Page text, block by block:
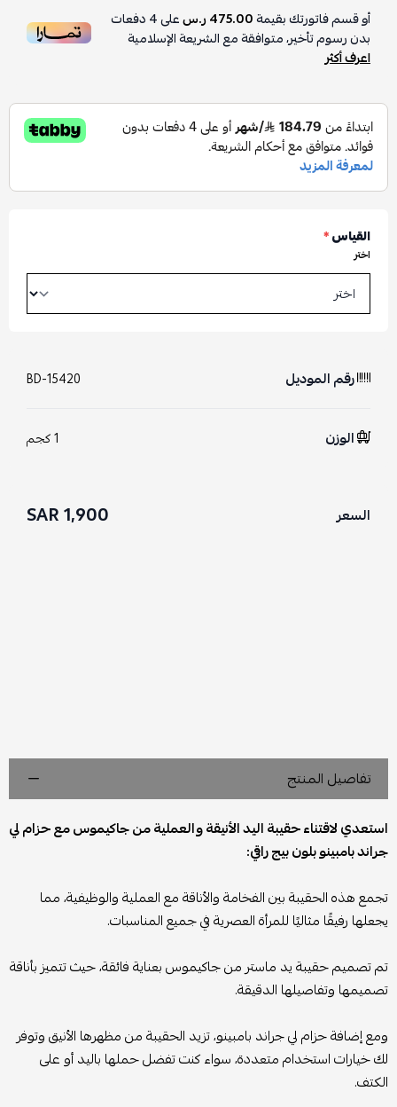
أو قسم فاتورتك بقيمة475.00 ر.س على4دفعات
بدون رسوم تأخير، متوافقة مع الشريعة الإسلامية
اعرف أكثر
القياس*
اختر
رقم الموديل BD-15420
الوزن 1 كجم
السعر 1,900 SAR
تفاصيل المنتج
استعدي لاقتناء حقيبة اليد الأنيقة والعملية من جاكيموس مع حزام لي
جراند بامبينو بلون بيج راقي:
تجمع هذه الحقيبة بين الفخامة والأناقة مع العملية والوظيفية، مما
يجعلها رفيقًا مثاليًا للمرأة العصرية في جميع المناسبات.
تم تصميم حقيبة يد ماستر من جاكيموس بعناية فائقة، حيث تتميز بأناقة
تصميمها وتفاصيلها الدقيقة.
ومع إضافة حزام لي جراند بامبينو، تزيد الحقيبة من مظهرها الأنيق وتوفر
لك خيارات استخدام متعددة، سواء كنت تفضل حملها باليد أو على
الكتف.